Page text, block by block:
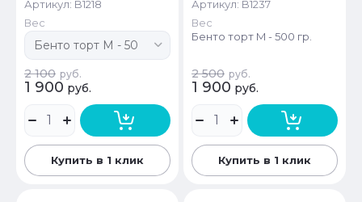
Артикул: B1218
Вес
2 100 руб.
1 900 руб.
Купить в 1 клик
Артикул: B1237
Вес
Бенто торт M - 500 гр.
2 500 руб.
1 900 руб.
Купить в 1 клик